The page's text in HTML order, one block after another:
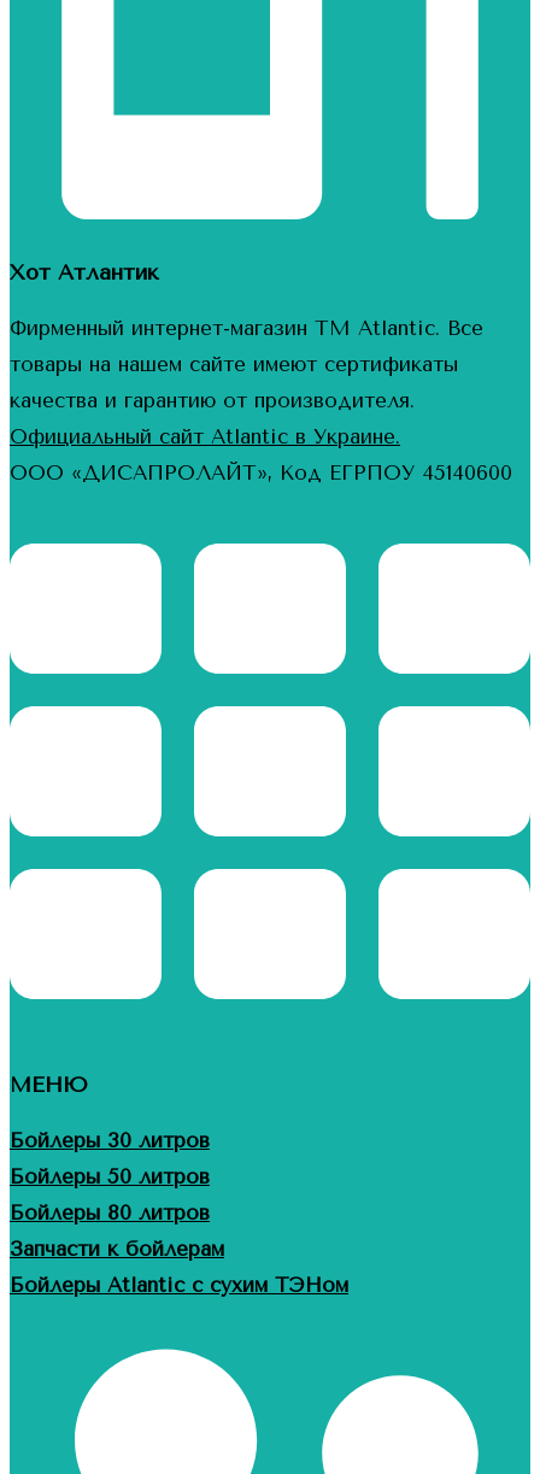
Хот Атлантик
Фирменный интернет-магазин ТМ Atlantic. Все
товары на нашем сайте имеют сертификаты
качества и гарантию от производителя.
Официальный сайт Atlantic в Украине.
ООО «ДИСАПРОЛАЙТ», Код ЕГРПОУ 45140600
МЕНЮ
Бойлеры 30 литров
Бойлеры 50 литров
Бойлеры 80 литров
Запчасти к бойлерам
Бойлеры Atlantic с сухим ТЭНом